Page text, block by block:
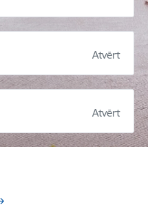
Atvērt
Atvērt